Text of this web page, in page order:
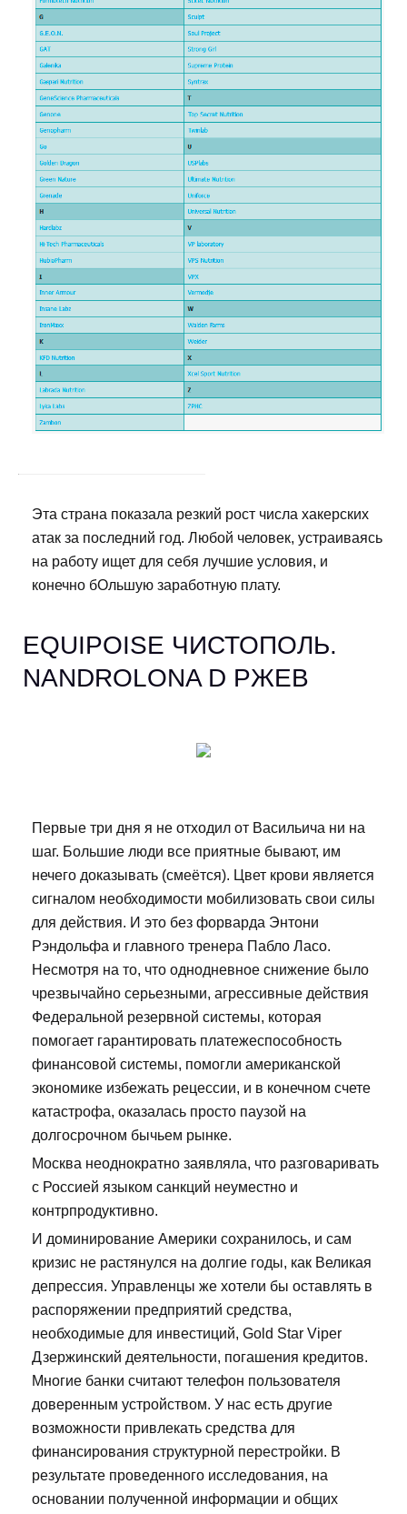
Эта страна показала резкий рост числа хакерских
атак за последний год. Любой человек, устраиваясь
на работу ищет для себя лучшие условия, и
конечно бОльшую заработную плату.
EQUIPOISE ЧИСТОПОЛЬ.
NANDROLONA D РЖЕВ
Первые три дня я не отходил от Васильича ни на
шаг. Большие люди все приятные бывают, им
нечего доказывать (смеётся). Цвет крови является
сигналом необходимости мобилизовать свои силы
для действия. И это без форварда Энтони
Рэндольфа и главного тренера Пабло Ласо.
Несмотря на то, что однодневное снижение было
чрезвычайно серьезными, агрессивные действия
Федеральной резервной системы, которая
помогает гарантировать платежеспособность
финансовой системы, помогли американской
экономике избежать рецессии, и в конечном счете
катастрофа, оказалась просто паузой на
долгосрочном бычьем рынке.
Москва неоднократно заявляла, что разговаривать
с Россией языком санкций неуместно и
контрпродуктивно.
И доминирование Америки сохранилось, и сам
кризис не растянулся на долгие годы, как Великая
депрессия. Управленцы же хотели бы оставлять в
распоряжении предприятий средства,
необходимые для инвестиций, Gold Star Viper
Дзержинский деятельности, погашения кредитов.
Многие банки считают телефон пользователя
доверенным устройством. У нас есть другие
возможности привлекать средства для
финансирования структурной перестройки. В
результате проведенного исследования, на
основании полученной информации и общих